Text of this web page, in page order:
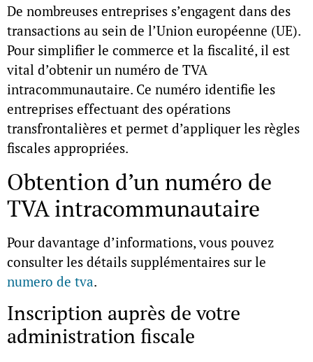
De nombreuses entreprises s’engagent dans des
transactions au sein de l’Union européenne (UE).
Pour simplifier le commerce et la fiscalité, il est
vital d’obtenir un numéro de TVA
intracommunautaire. Ce numéro identifie les
entreprises effectuant des opérations
transfrontalières et permet d’appliquer les règles
fiscales appropriées.
Obtention d’un numéro de
TVA intracommunautaire
Pour davantage d’informations, vous pouvez
consulter les détails supplémentaires sur le
numero de tva.
Inscription auprès de votre
administration fiscale